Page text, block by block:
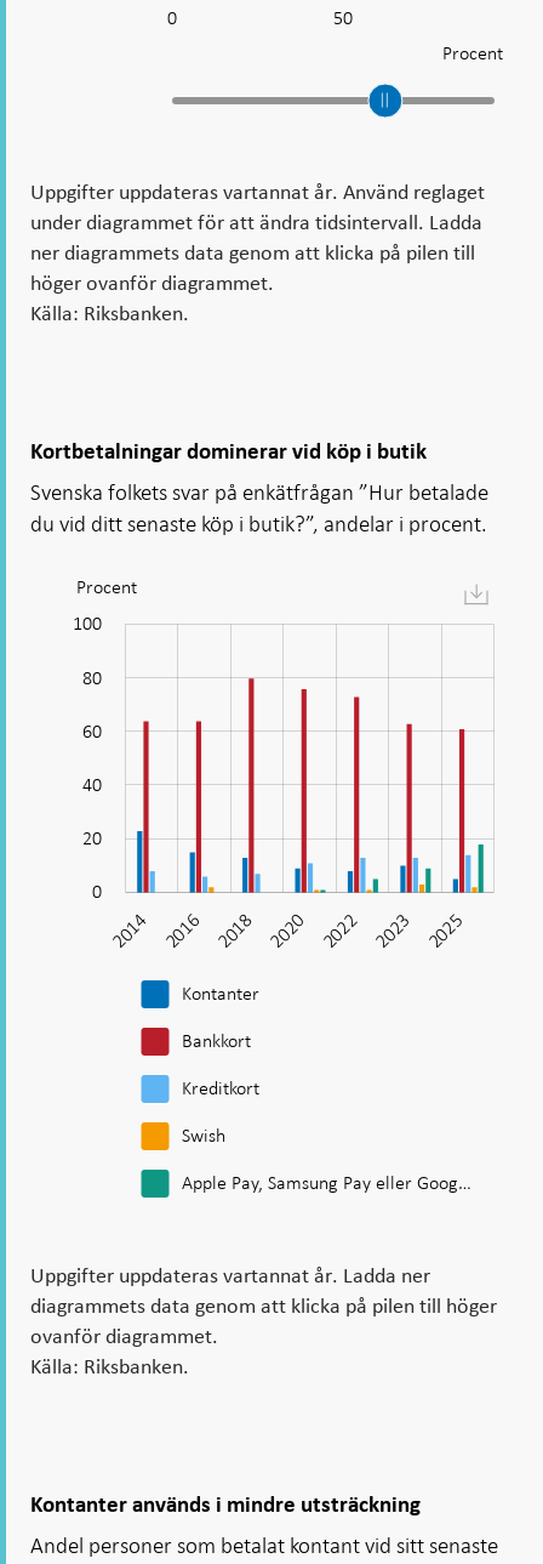
L
-40
-20
0
20
150
100 50
-50
-100
Procent
Uppgifter uppdateras vartannat år. Använd reglaget
under diagrammet för att ändra tidsintervall. Ladda
ner diagrammets data genom att klicka på pilen till
höger ovanför diagrammet.
Källa: Riksbanken.
Kortbetalningar dominerar vid köp i butik
Svenska folkets svar på enkätfrågan ”Hur betalade
du vid ditt senaste köp i butik?”, andelar i procent.
Diagram:
Kortbetalningar
Procent
0
20
40
60
100
80
2025
2014 2016 2018 2020 2022 2023 2025
Kontanter
Bankkort
Kreditkort
Swish
Apple Pay, Samsung Pay eller Goog…
Uppgifter uppdateras vartannat år. Ladda ner
diagrammets data genom att klicka på pilen till höger
ovanför diagrammet.
Källa: Riksbanken.
Kontanter används i mindre utsträckning
Andel personer som betalat kontant vid sitt senaste